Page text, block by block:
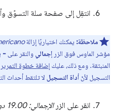
انتقِل إلى صفحة سلة التسوّق
ملاحظة: يمكنك اختياريًا إزالة
مؤشر الماوس فوق الزر إجمالي والنقر على -
المنبثقة. ومع ذلك، عليك إضافة خطوة
التسجيل لأنّ أداة التسجيل لا تلتقط أحداث
انقر على الزرالإجمالي: 19.00 دولار أمريكي